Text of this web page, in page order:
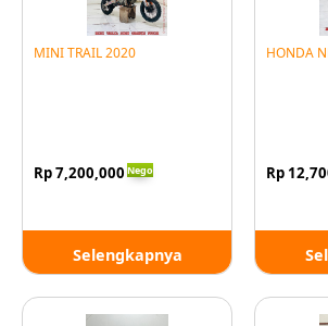
MINI TRAIL 2020
Rp 7,200,000 Nego
Selengkapnya
HONDA
Rp